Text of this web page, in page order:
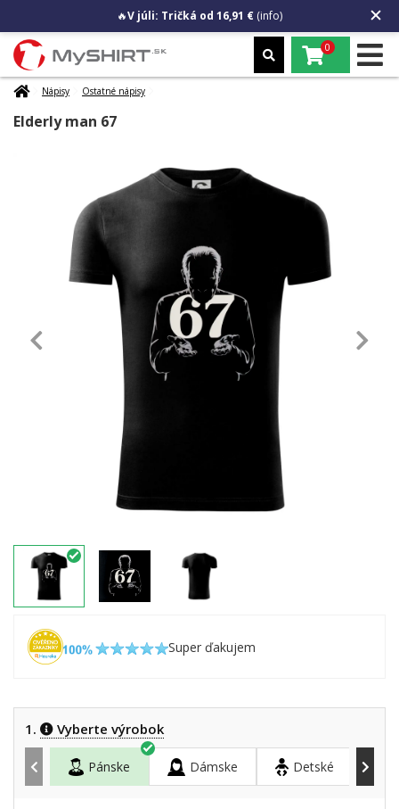
🔥V júli: Tričká od 16,91 € (info)
0
Nápisy Ostatné nápisy
Elderly man 67
Super ďakujem
1. Vyberte výrobok
Pánske Dámske Detské